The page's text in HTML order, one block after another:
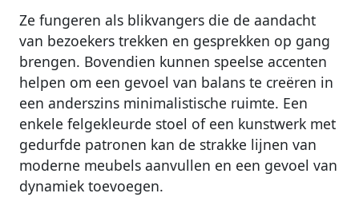
Ze fungeren als blikvangers die de aandacht
van bezoekers trekken en gesprekken op gang
brengen. Bovendien kunnen speelse accenten
helpen om een gevoel van balans te creëren in
een anderszins minimalistische ruimte. Een
enkele felgekleurde stoel of een kunstwerk met
gedurfde patronen kan de strakke lijnen van
moderne meubels aanvullen en een gevoel van
dynamiek toevoegen.